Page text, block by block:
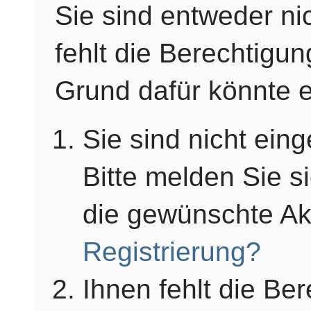
Sie sind entweder
fehlt die
Grund dafür könnte
Sie sind nicht
Bitte melden Sie
die gewünschte
Registrierung?
Ihnen fehlt die